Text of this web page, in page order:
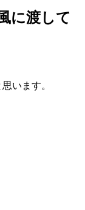
に渡して
います。